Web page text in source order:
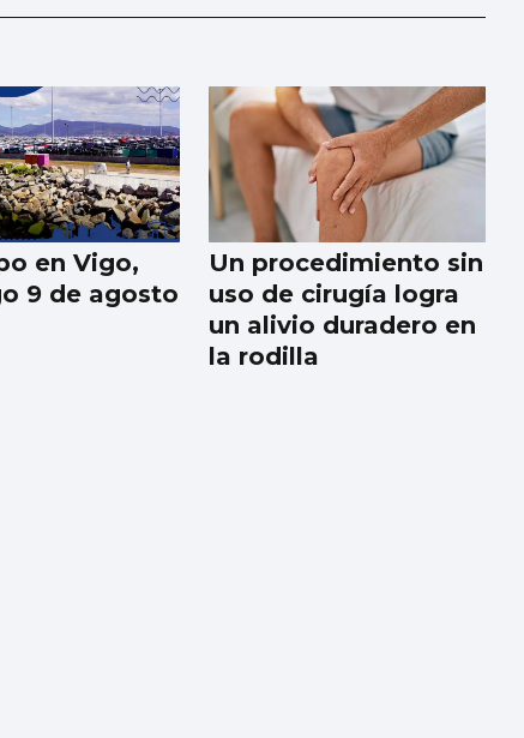
en Vigo,
9 de agosto
Un procedimiento sin
uso de cirugía logra
un alivio duradero en
la rodilla